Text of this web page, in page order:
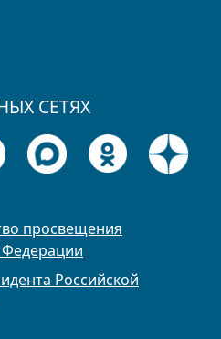
СЕТЯХ
просвещения
Федерации
Российской